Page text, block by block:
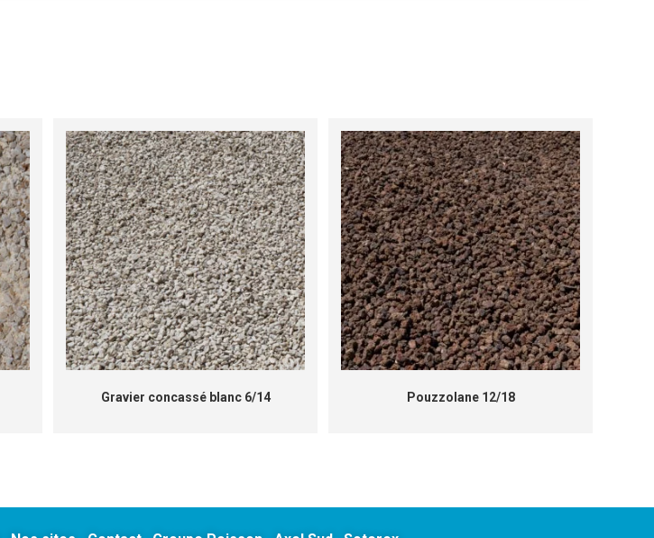
Gravier concassé blanc 6/14 Pouzzolane 12/18